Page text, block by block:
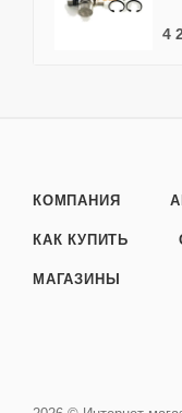
4
КОМПАНИЯ
КАК КУПИТЬ
МАГАЗИНЫ